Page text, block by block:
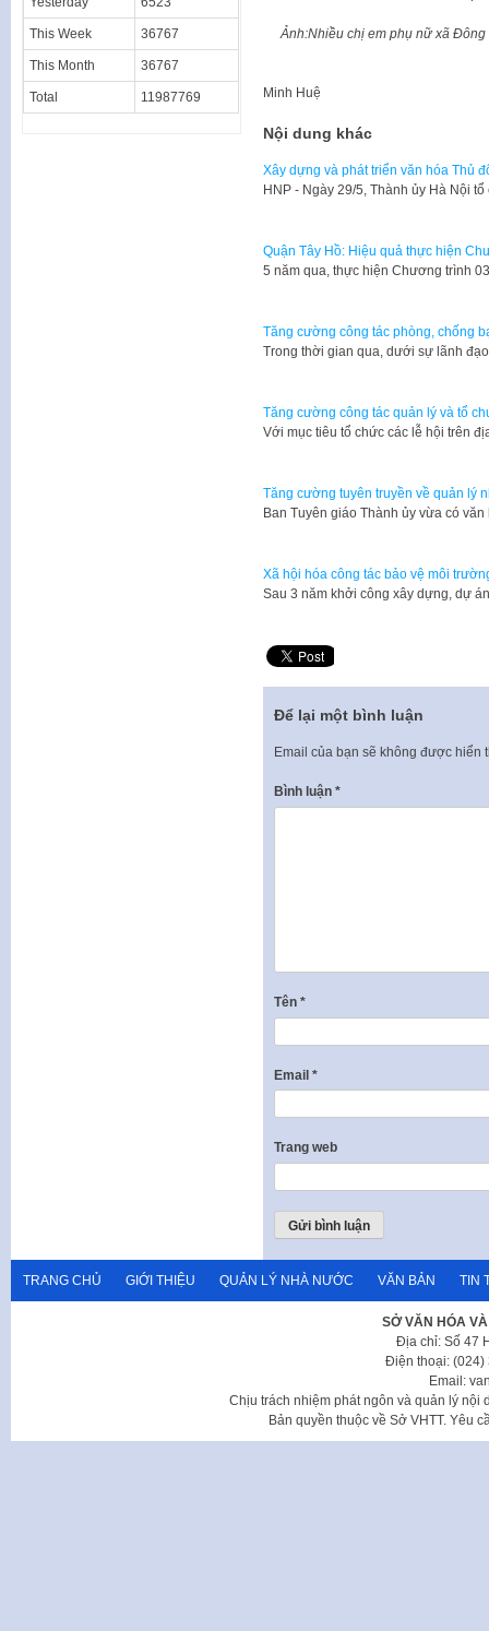
Ảnh:Nhiều chị em phụ nữ xã
Minh Huệ
Nội dung khác
Xây dựng và phát triển văn hóa Thủ
​HNP - Ngày 29/5, Thành ủy Hà Nội
Quận Tây Hồ: Hiệu quả thực hiện
5 năm qua, thực hiện Chương trình
Tăng cường công tác phòng, chống
​Trong thời gian qua, dưới sự lãnh
Tăng cường công tác quản lý và tổ
Với mục tiêu tổ chức các lễ hội trên
Tăng cường tuyên truyền về quản lý
Ban Tuyên giáo Thành ủy vừa có
Xã hội hóa công tác bảo vệ môi
Sau 3 năm khởi công xây dựng, dự
Để lại một bình luận
Email của bạn sẽ không được hiển
Bình luận *
Tên *
Email *
Trang web
This Week 36767
This Month 36767
Total 11987769
TRANG CHỦ GIỚI THIỆU QUẢN LÝ NHÀ NƯỚC VĂN BẢN TIN
SỞ VĂN HÓA
Địa chỉ: Số 47
Điện thoại: (024)
Email:
Chịu trách nhiệm phát ngôn và quản lý nội
Bản quyền thuộc về Sở VHTT. Yêu